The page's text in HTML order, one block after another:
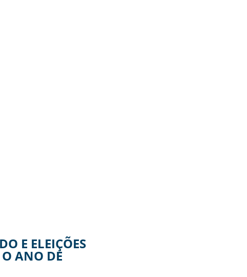
E ELEIÇÕES
ANO DE